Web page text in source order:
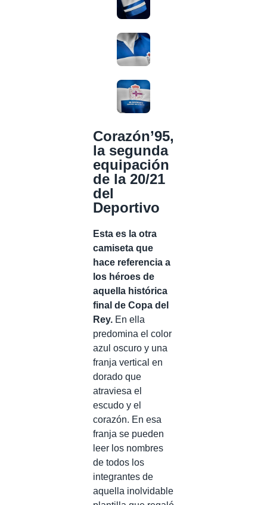
Corazón’95,
la segunda
equipación
de la 20/21
del
Deportivo
Esta es la otra
camiseta que
hace referencia a
los héroes de
aquella histórica
final de Copa del
Rey. En ella
predomina el color
azul oscuro y una
franja vertical en
dorado que
atraviesa el
escudo y el
corazón. En esa
franja se pueden
leer los nombres
de todos los
integrantes de
aquella inolvidable